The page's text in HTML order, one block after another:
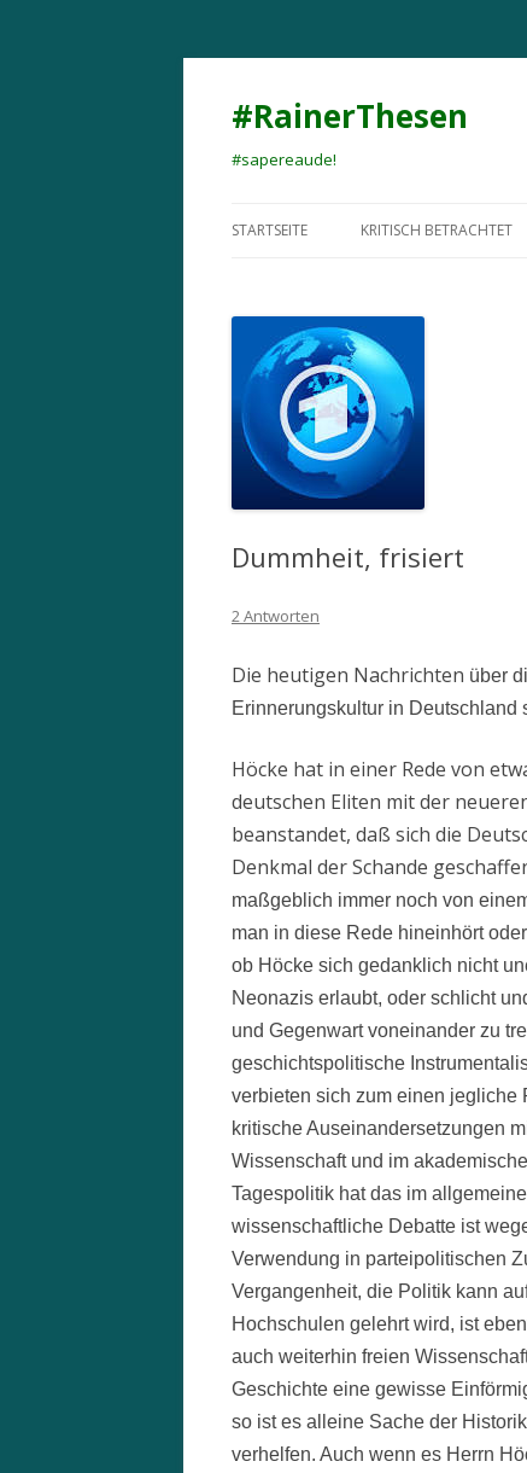
#RainerThesen
#sapereaude!
STARTSEITE KRITISCH BETRACHTET
Dummheit, frisiert
2 Antworten
Die heutigen Nachrichten über
Erinnerungskultur in
Höcke hat in einer Rede von
deutschen Eliten mit der
beanstandet, daß sich die
Denkmal der Schande
maßgeblich immer noch von
man in diese Rede hineinhört
ob Höcke sich gedanklich nicht
Neonazis erlaubt, oder schlicht
und Gegenwart voneinander zu
geschichtspolitische
verbieten sich zum einen jegliche
kritische Auseinandersetzungen
Wissenschaft und im
Tagespolitik hat das im
wissenschaftliche Debatte ist
Verwendung in parteipolitischen
Vergangenheit, die Politik kann
Hochschulen gelehrt wird, ist
auch weiterhin freien
Geschichte eine gewisse
so ist es alleine Sache der
verhelfen. Auch wenn es Herrn